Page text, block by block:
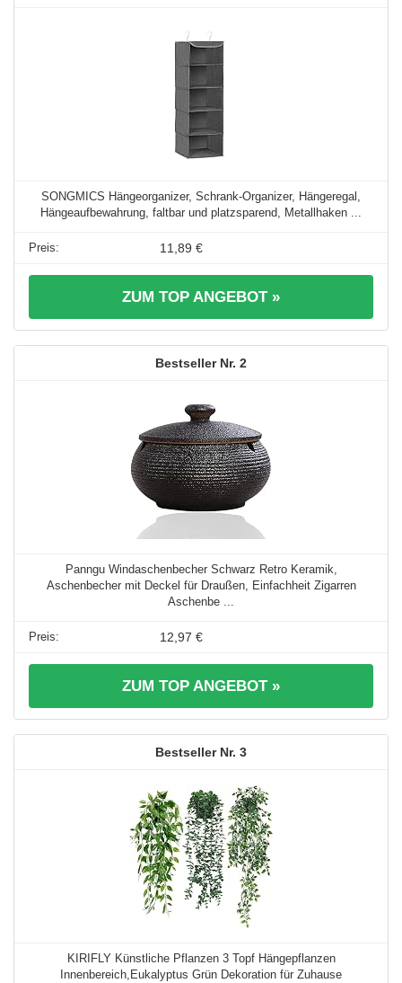
SONGMICS Hängeorganizer, Schrank-Organizer, Hängeregal,
Hängeaufbewahrung, faltbar und platzsparend, Metallhaken ...
11,89 €
ZUM TOP ANGEBOT »
2
Panngu Windaschenbecher Schwarz Retro Keramik,
Aschenbecher mit Deckel für Draußen, Einfachheit Zigarren
Aschenbe ...
12,97 €
ZUM TOP ANGEBOT »
3
KIRIFLY Künstliche Pflanzen 3 Topf Hängepflanzen
Innenbereich,Eukalyptus Grün Dekoration für Zuhause